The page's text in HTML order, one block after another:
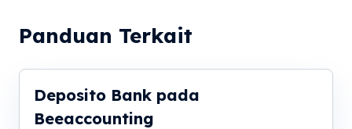
Panduan Terkait
Deposito Bank pada
Beeaccounting